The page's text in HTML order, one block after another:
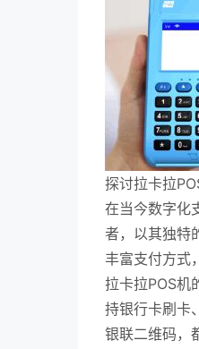
探讨拉卡拉
在当今数字化
者，以其独特
丰富支付方式
拉卡拉POS机
持银行卡刷卡
银联二维码，